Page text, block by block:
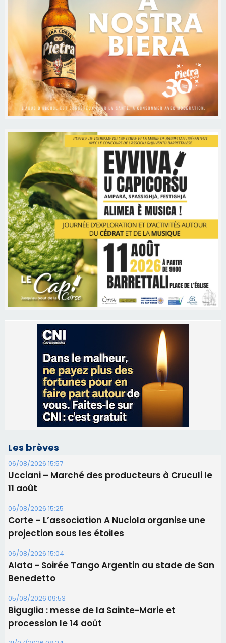
Les brèves
06/08/2026 15:57
Ucciani – Marché des producteurs à Cruculi le
06/08/2026 15:25
Corte – L’association A Nuciola organise une
06/08/2026 15:04
Alata - Soirée Tango Argentin au stade de San
Benedetto
05/08/2026 09:53
Biguglia : messe de la Sainte-Marie et
procession le 14 août
31/07/2026 08:24
Tennis - Début ce week-end du tournoi du
RCPV
31/07/2026 08:22
82ème anniversaire de la disparition du
Commandant Antoine de Saint Exupery